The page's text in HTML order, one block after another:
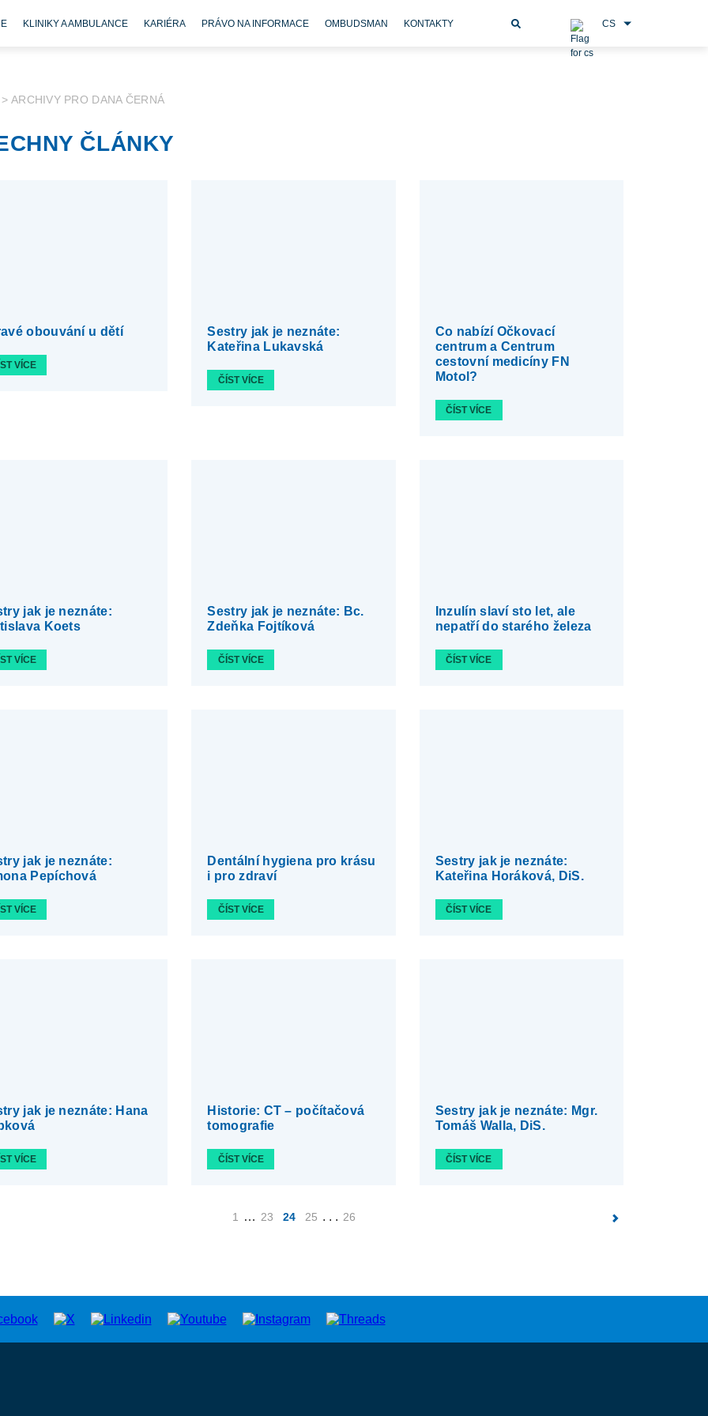
KLINIKY A AMBULANCE KARIÉRA PRÁVO NA INFORMACE OMBUDSMAN KONTAKTY CS
> ARCHIVY PRO DANA ČERNÁ
ČLÁNKY
obouvání u dětí
VÍCE
Sestry jak je neznáte:
Kateřina Lukavská
ČÍST VÍCE
Co nabízí Očkovací
centrum a Centrum
cestovní medicíny FN
Motol?
ČÍST VÍCE
jak je neznáte:
Koets
VÍCE
Sestry jak je neznáte: Bc.
Zdeňka Fojtíková
ČÍST VÍCE
Inzulín slaví sto let, ale
nepatří do starého železa
ČÍST VÍCE
jak je neznáte:
Pepíchová
VÍCE
Dentální hygiena pro krásu
i pro zdraví
ČÍST VÍCE
Sestry jak je neznáte:
Kateřina Horáková, DiS.
ČÍST VÍCE
jak je neznáte: Hana
VÍCE
Historie: CT – počítačová
tomografie
ČÍST VÍCE
Sestry jak je neznáte: Mgr.
Tomáš Walla, DiS.
ČÍST VÍCE
1 … 23 24 25 . . . 26